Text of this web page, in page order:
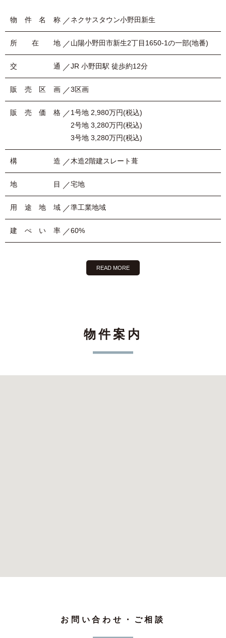
物件名称 ネクサスタウン小野田新生
所在地 山陽小野田市新生2丁目1650-1の一部(地番)
交通 JR 小野田駅 徒歩約12分
販売区画 3区画
販売価格
1号地 2,980万円(税込)
2号地 3,280万円(税込)
3号地 3,280万円(税込)
構造 木造2階建スレート葺
地目 宅地
用途地域 準工業地域
建ぺい率 60%
READ MORE
物件案内
お問い合わせ・ご相談